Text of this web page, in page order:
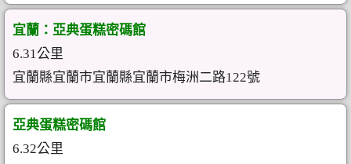
宜蘭：亞典蛋糕密碼館
6.31公里
宜蘭縣宜蘭市宜蘭縣宜蘭市梅洲二路122號
亞典蛋糕密碼館
6.32公里